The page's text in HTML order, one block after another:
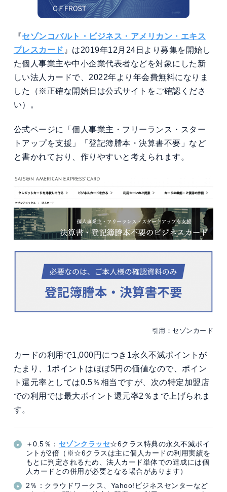
『セゾンコバルト・ビジネス・アメリカン・エキス
プレスカード 』は2019年12月24日より募集を開始し
た個人事業主や中小企業代表者などを対象にした新
しい法人カードで、2022年より年会費無料になりま
した（※正確な開始日は公式サイトをご確認くださ
い）。
公式ページに「個人事業主・フリーランス・スター
トアップを支援」「登記簿謄本・決算書不要」など
と書かれており、作りやすいと考えられます。
引用：セゾンカード
カードの利用で1,000円につき1永久不滅ポイントが
たまり、1ポイントはほぼ5円の価値なので、ポイン
ト還元率としては0.5％相当ですが、次の特定加盟店
での利用では最大ポイント還元率2％まで上げられま
す。
＋0.5％： セゾンクラッセ☆6クラス特典の永久不滅ポイ
ントが2倍（※☆6クラスは主に個人カードの利用実績を
もとに判定されるため、法人カード単体での達成には個
人カードとの併用が必要となる場合があります）
2％：クラウドワークス、Yahoo!ビジネスセンターなど